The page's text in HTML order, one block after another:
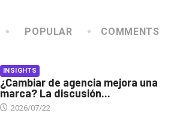
POPULAR COMMENTS
INSIGHTS
¿Cambiar de agencia mejora una
marca? La discusión...
2026/07/22